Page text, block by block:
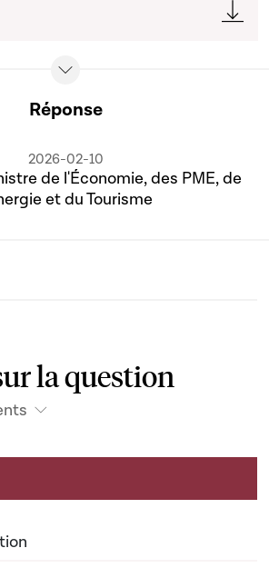
Réponse
2026-02-10
de l'Économie, des PME, de
et du Tourisme
la question